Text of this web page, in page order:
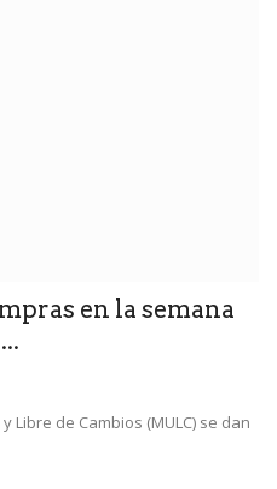
en la semana
Libre de Cambios (MULC) se dan